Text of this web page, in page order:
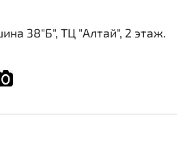
38"Б", ТЦ "Алтай", 2 этаж.